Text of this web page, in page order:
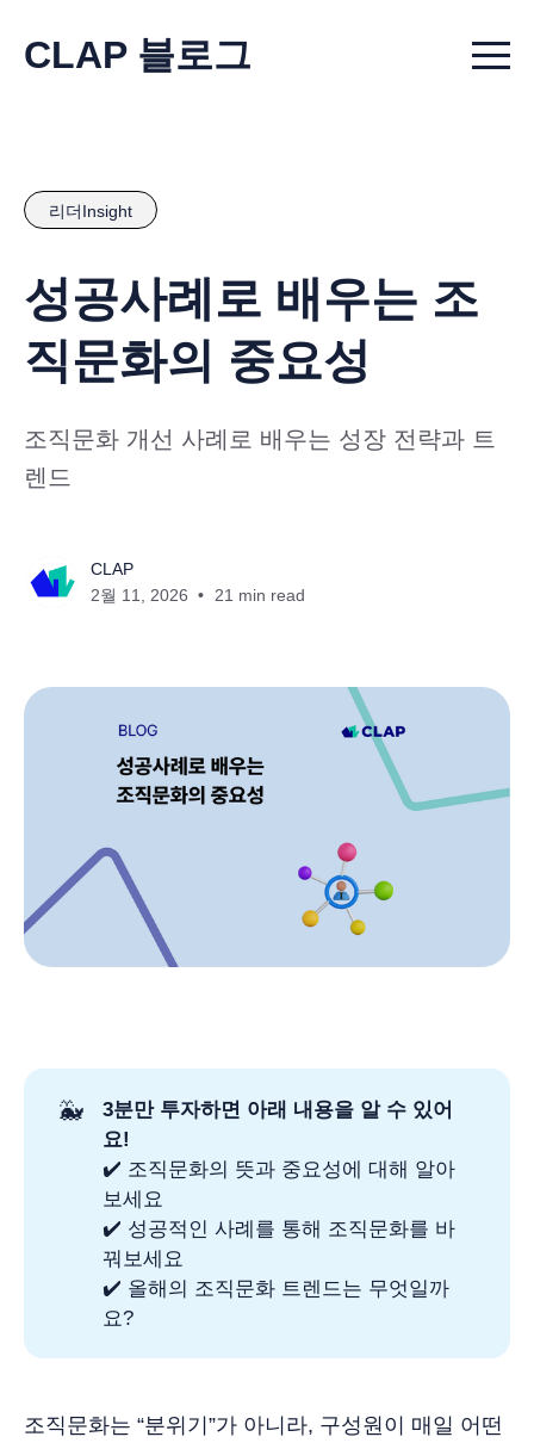
CLAP 블로그 Menu
리더Insight
성공사례로 배우는 조
직문화의 중요성
조직문화 개선 사례로 배우는 성장 전략과 트
렌드
CLAP
2월 11, 2026
21 min read
🐳
3분만 투자하면 아래 내용을 알 수 있어
요!
✔️ 조직문화의 뜻과 중요성에 대해 알아
보세요
✔️ 성공적인 사례를 통해 조직문화를 바
꿔보세요
✔️ 올해의 조직문화 트렌드는 무엇일까
요?
조직문화는 “분위기”가 아니라, 구성원이 매일 어떤